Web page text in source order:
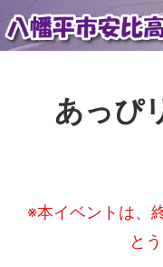
あっぴ
※本イベントは、
と